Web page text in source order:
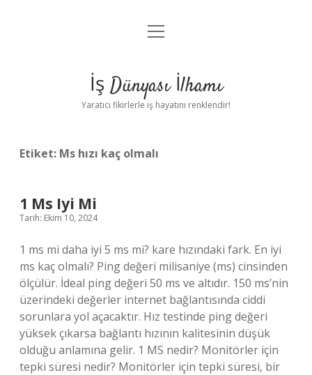
Anasayfa
Yasal Uyarı
menüyü
İş Dünyası İlhamı
Yaratıcı fikirlerle iş hayatını renklendir!
Etiket: Ms hızı kaç olmalı
1 Ms Iyi Mi
Tarih: Ekim 10, 2024
1 ms mi daha iyi 5 ms mi? kare hızındaki fark. En iyi
ms kaç olmalı? Ping değeri milisaniye (ms) cinsinden
ölçülür. İdeal ping değeri 50 ms ve altıdır. 150 ms’nin
üzerindeki değerler internet bağlantısında ciddi
sorunlara yol açacaktır. Hız testinde ping değeri
yüksek çıkarsa bağlantı hızının kalitesinin düşük
olduğu anlamına gelir. 1 MS nedir? Monitörler için
tepki süresi nedir? Monitörler için tepki süresi, bir